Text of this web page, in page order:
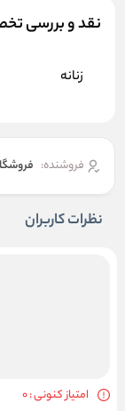
نقد و بررسی
زنانه
فروشنده:
نظرات کاربران
امتیاز کنونی : 0